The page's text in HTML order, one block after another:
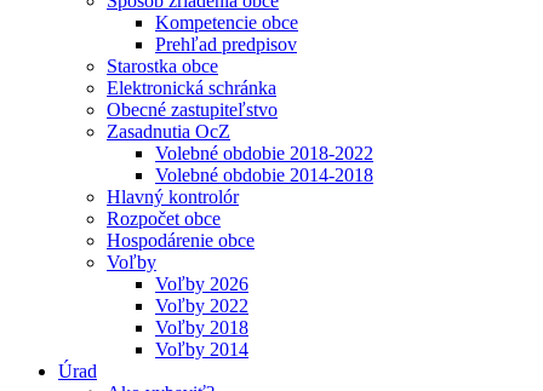
Kompetencie obce
Prehľad predpisov
Starostka obce
Elektronická schránka
Obecné zastupiteľstvo
Zasadnutia OcZ
Volebné obdobie 2018-2022
Volebné obdobie 2014-2018
Hlavný kontrolór
Rozpočet obce
Hospodárenie obce
Voľby
Voľby 2026
Voľby 2022
Voľby 2018
Voľby 2014
Úrad